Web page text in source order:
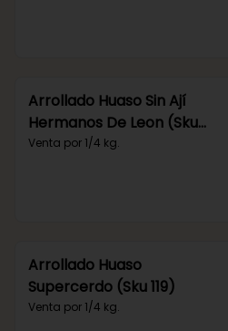
Arrollado Huaso Sin Ají
Hermanos De Leon (Sku
307)
Venta por 1/4 kg.
Arrollado Huaso
Supercerdo (Sku 119)
Venta por 1/4 kg.